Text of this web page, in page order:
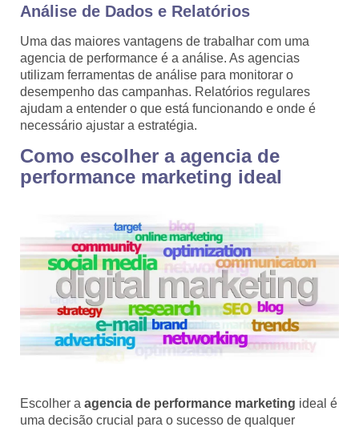
Análise de Dados e Relatórios
Uma das maiores vantagens de trabalhar com uma
agencia de performance é a análise. As agencias
utilizam ferramentas de análise para monitorar o
desempenho das campanhas. Relatórios regulares
ajudam a entender o que está funcionando e onde é
necessário ajustar a estratégia.
Como escolher a agencia de
performance marketing ideal
Escolher a agencia de performance marketing ideal é
uma decisão crucial para o sucesso de qualquer